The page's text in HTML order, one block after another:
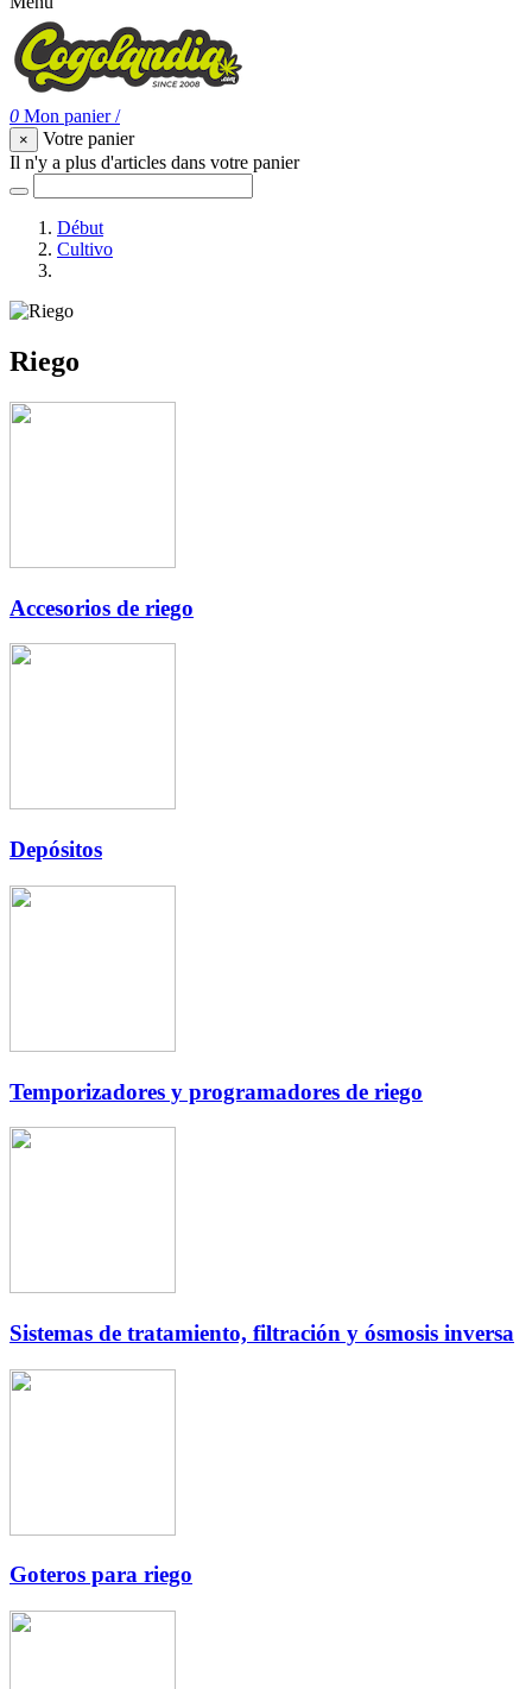
0 Mon panier/
×
Votre panier
Il n'y a plus d'articles dans votre panier
Début
Cultivo
Riego
Accesorios de riego
Depósitos
Temporizadores y programadores de riego
Sistemas de tratamiento, filtración y ósmosis inversa
Goteros para riego